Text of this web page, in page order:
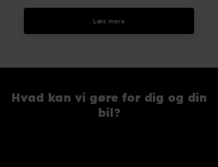
Læs mere​
Hvad kan vi gøre for dig og din
bil?